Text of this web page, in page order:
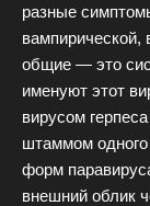
разные
вампирической,
общие — это
именуют этот
вирусом
штаммом одного
форм
внешний облик